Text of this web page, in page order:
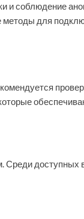
и соблюдение
для
Среди доступных